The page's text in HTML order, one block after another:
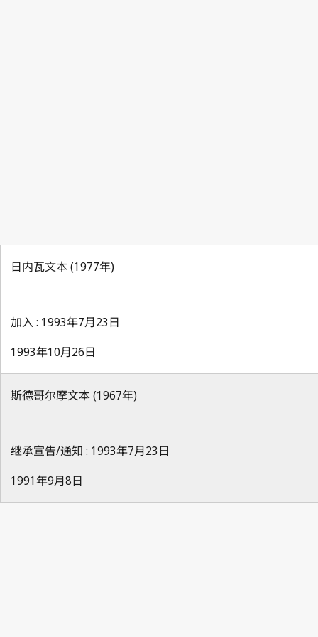
日内瓦文本 (1977年)
加入 : 1993年7月23日
1993年10月26日
斯德哥尔摩文本 (1967年)
继承宣告/通知 : 1993年7月23日
1991年9月8日